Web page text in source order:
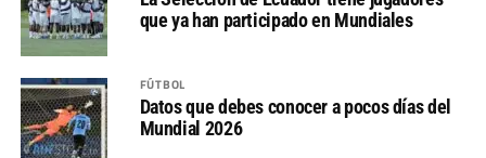
que ya han participado en Mundiales
FÚTBOL
Datos que debes conocer a pocos días del
Mundial 2026